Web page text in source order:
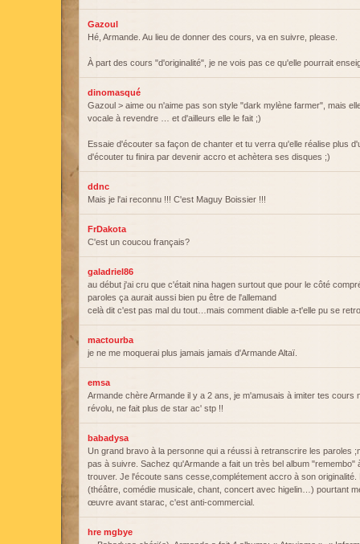
Gazoul
Hé, Armande. Au lieu de donner des cours, va en suivre, please.
À part des cours "d'originalité", je ne vois pas ce qu'elle pourrait
dinomasqué
Gazoul > aime ou n'aime pas son style "dark mylène farmer", mais
vocale à revendre … et d'ailleurs elle le fait ;)
Essaie d'écouter sa façon de chanter et tu verra qu'elle réalise plus
d'écouter tu finira par devenir accro et achètera ses disques ;)
ddnc
Mais je l'ai reconnu !!! C'est Maguy Boissier !!!
FrDakota
C'est un coucou français?
galadriel86
au début j'ai cru que c'était nina hagen surtout que pour le côté
paroles ça aurait aussi bien pu être de l'allemand
celà dit c'est pas mal du tout…mais comment diable a-t'elle pu se
mactourba
je ne me moquerai plus jamais jamais d'Armande Altaï.
emsa
Armande chère Armande il y a 2 ans, je m'amusais à imiter tes cours
révolu, ne fait plus de star ac' stp !!
babadysa
Un grand bravo à la personne qui a réussi à retranscrire les paroles
pas à suivre. Sachez qu'Armande a fait un très bel album "remembo"
trouver. Je l'écoute sans cesse,complétement accro à son
(théâtre, comédie musicale, chant, concert avec higelin…) pourtant
œuvre avant starac, c'est anti-commercial.
hre mgbye